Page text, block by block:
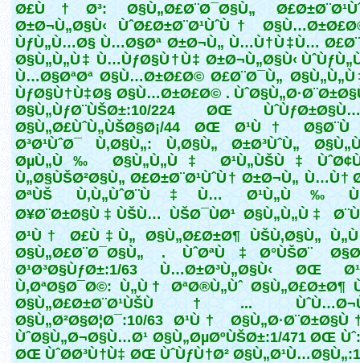
Ø£Ù†Ø³: Ø§Ù„Ø£Ø¨Ø¯Ø§Ù„
Ø±Ø¬Ù„Ø§Ù‹ ÙˆØ£Ø±Ø¨Ø¹ÙˆÙ†
ÙƒÙ„Ù…Ø§ Ù…Ø§Øª Ø±Ø¬Ù„ Ù…Ù†Ù‡Ù…
Ø§Ù„Ù„Ù‡ Ù…ÙƒØ§Ù†Ù‡ Ø±Ø¬Ù„Ø§Ù‹
Ù…Ø§ØªØª Ø§Ù…Ø±Ø£Ø© Ø£Ø¨Ø¯Ù„
ÙƒØ§Ù†Ù‡Ø§ Ø§Ù…Ø±Ø£Ø© .
Ø§Ù„ÙƒØ¨ÙŠØ±:10/224 ØŒ
Ø§Ù„Ø£ÙˆÙ„ÙŠØ§Ø¡/44 ØŒ Ø¹Ù†
Ø³Ø¹ÙˆØ¯ Ù‚Ø§Ù„: Ù‚Ø§Ù„ Ø±Ø³ÙˆÙ„
ØµÙ„Ù‰ Ø§Ù„Ù„Ù‡ Ø¹Ù„ÙŠÙ‡
Ù„Ø§ÙŠØ²Ø§Ù„ Ø£Ø±Ø¨Ø¹ÙˆÙ† Ø±Ø¬Ù„ Ù…Ù†
ØªÙŠ Ù‚Ù„ÙˆØ¨Ù‡Ù… Ø¹Ù„Ù‰
Ø¥Ø¨Ø±Ø§Ù‡ÙŠÙ… ÙŠØ¯ÙØ¹ Ø§Ù„Ù„Ù‡
Ø¹Ù† Ø£Ù‡Ù„ Ø§Ù„Ø£Ø±Ø¶ ÙŠÙ‚Ø§Ù„
Ø§Ù„Ø£Ø¨Ø¯Ø§Ù„ . ÙˆØªÙ‡Ø°ÙŠØ¨
Ø¹Ø³Ø§ÙƒØ±:1/63 Ù…Ø±Ø³Ù„Ø§Ù‹ ØŒ
Ù‚ØªØ§Ø¯Ø©: Ù„Ù† ØªØ®Ù„Ùˆ Ø§Ù„Ø£Ø±Ø¶
Ø§Ù„Ø£Ø±Ø¨Ø¹ÙŠÙ†...
Ø§Ù„Ø²Ø§Ø¦Ø¯:10/63 Ø¹Ù†
ÙˆØ§Ù„Ø¬Ø§Ù…Ø¹ Ø§Ù„ØµØºÙŠØ±:1/471 ØŒ
ØŒ ÙˆØ­Ø³Ù†Ù‡ ØŒ ÙˆÙƒÙ†Ø²